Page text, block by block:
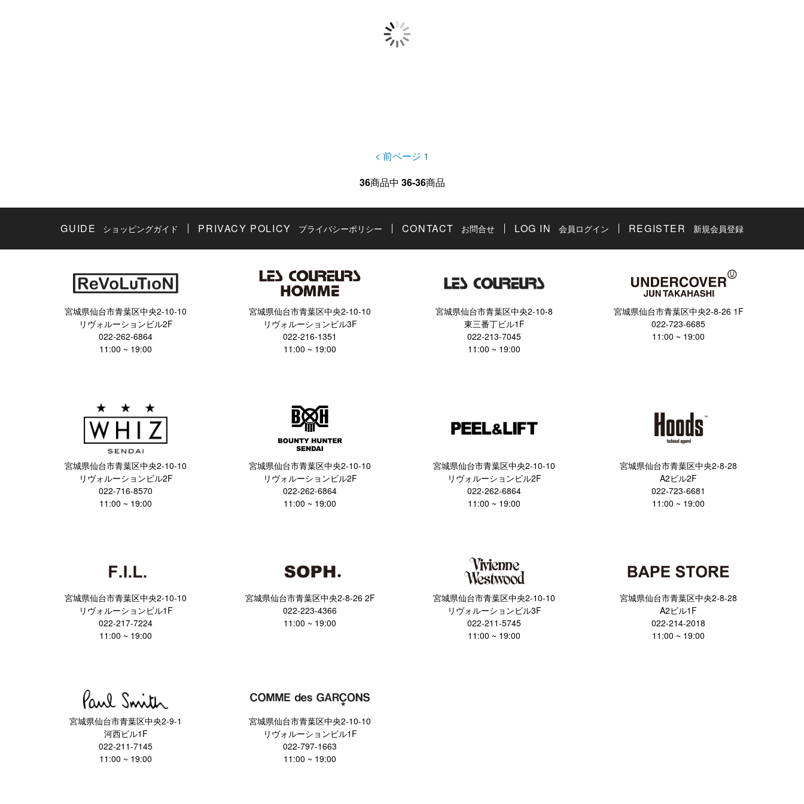
< 前ページ 1
36商品中 36-36商品
GUIDE ショッピングガイド PRIVACY POLICY プライバシーポリシー CONTACT お問合せ LOG IN 会員ログイン REGISTER 新規会員登録
宮城県仙台市青葉区中央2-10-10
リヴォルーションビル2F
022-262-6864
11:00 ~ 19:00
宮城県仙台市青葉区中央2-10-10
リヴォルーションビル3F
022-216-1351
11:00 ~ 19:00
宮城県仙台市青葉区中央2-10-8
東三番丁ビル1F
022-213-7045
11:00 ~ 19:00
宮城県仙台市青葉区中央2-8-26 1F
022-723-6685
11:00 ~ 19:00
宮城県仙台市青葉区中央2-10-10
リヴォルーションビル2F
022-716-8570
11:00 ~ 19:00
宮城県仙台市青葉区中央2-10-10
リヴォルーションビル2F
022-262-6864
11:00 ~ 19:00
宮城県仙台市青葉区中央2-10-10
リヴォルーションビル2F
022-262-6864
11:00 ~ 19:00
宮城県仙台市青葉区中央2-8-28
A2ビル2F
022-723-6681
11:00 ~ 19:00
宮城県仙台市青葉区中央2-10-10
リヴォルーションビル1F
022-217-7224
11:00 ~ 19:00
宮城県仙台市青葉区中央2-8-26 2F
022-223-4366
11:00 ~ 19:00
宮城県仙台市青葉区中央2-10-10
リヴォルーションビル3F
022-211-5745
11:00 ~ 19:00
宮城県仙台市青葉区中央2-8-28
A2ビル1F
022-214-2018
11:00 ~ 19:00
宮城県仙台市青葉区中央2-9-1
河西ビル1F
022-211-7145
11:00 ~ 19:00
宮城県仙台市青葉区中央2-10-10
リヴォルーションビル1F
022-797-1663
11:00 ~ 19:00